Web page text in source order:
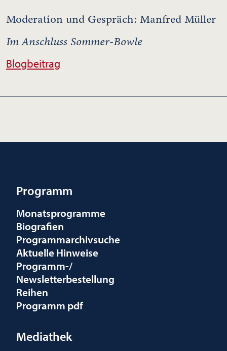
Moderation und Gespräch: Manfred Müller
Im Anschluss Sommer-Bowle
Blogbeitrag
Programm
Monatsprogramme
Biografien
Programmarchivsuche
Aktuelle Hinweise
Programm-/
Newsletterbestellung
Reihen
Programm pdf
Mediathek